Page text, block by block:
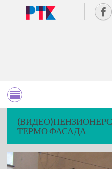
ТЕРМО ФАСАДА